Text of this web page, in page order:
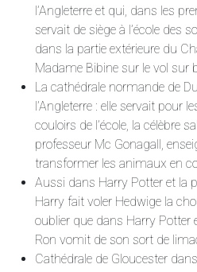
l’Angleterre et qui, dans les
servait de siège à l’école des
dans la partie extérieure du
Madame Bibine sur le vol sur
La cathédrale normande de
l’Angleterre : elle servait pour
couloirs de l’école, la célèbre
professeur Mc Gonagall,
transformer les animaux en
Aussi dans Harry Potter et la
Harry fait voler Hedwige la
oublier que dans Harry Potter
Ron vomit de son sort de
Cathédrale de Gloucester